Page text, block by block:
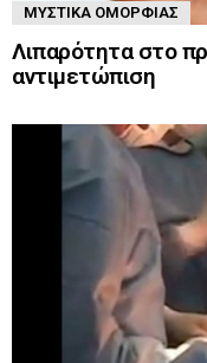
ΜΥΣΤΙΚΆ ΟΜΟΡΦΙΆΣ
Λιπαρότητα στο
αντιμετώπιση